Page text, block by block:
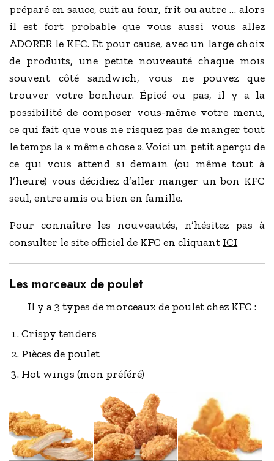
préparé en sauce, cuit au four, frit ou autre … alors
il est fort probable que vous aussi vous allez
ADORER le KFC. Et pour cause, avec un large choix
de produits, une petite nouveauté chaque mois
souvent côté sandwich, vous ne pouvez que
trouver votre bonheur. Épicé ou pas, il y a la
possibilité de composer vous-même votre menu,
ce qui fait que vous ne risquez pas de manger tout
le temps la « même chose ». Voici un petit aperçu de
ce qui vous attend si demain (ou même tout à
l’heure) vous décidiez d’aller manger un bon KFC
seul, entre amis ou bien en famille.
Pour connaître les nouveautés, n’hésitez pas à
consulter le site officiel de KFC en cliquant ICI
Les morceaux de poulet
Il y a 3 types de morceaux de poulet chez KFC :
Crispy tenders
Pièces de poulet
Hot wings (mon préféré)